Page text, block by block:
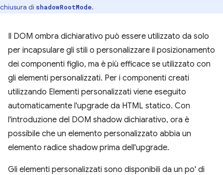
chiusura di shadowRootMode.
Il DOM ombra dichiarativo può essere utilizzato da solo
per incapsulare gli stili o personalizzare il posizionamento
dei componenti figlio, ma è più efficace se utilizzato con
gli elementi personalizzati. Per i componenti creati
utilizzando Elementi personalizzati viene eseguito
automaticamente l'upgrade da HTML statico. Con
l'introduzione del DOM shadow dichiarativo, ora è
possibile che un elemento personalizzato abbia un
elemento radice shadow prima dell'upgrade.
Gli elementi personalizzati sono disponibili da un po' di